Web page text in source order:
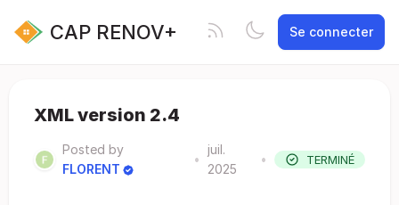
CAP RENOV+ Se connecter
XML version 2.4
Posted by
FLORENT
•
juil.
2025
• TERMINÉ